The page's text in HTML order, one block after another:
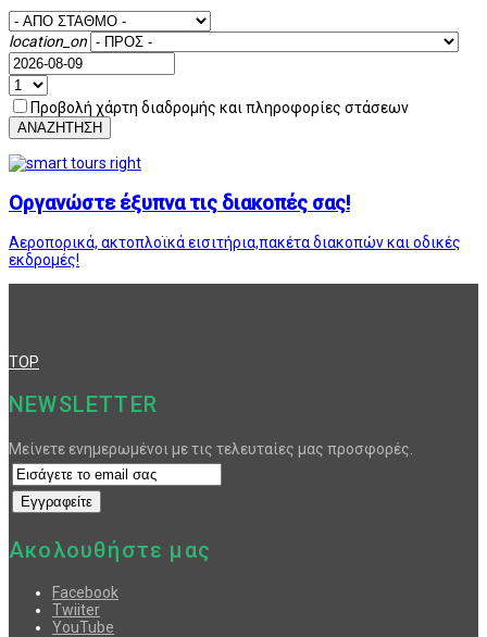
location_on
Προβολή χάρτη διαδρομής και πληροφορίες στάσεων
ΑΝΑΖΗΤΗΣΗ
Οργανώστε έξυπνα τις διακοπές σας!
Αεροπορικά, ακτοπλοϊκά εισιτήρια,πακέτα διακοπών και οδικές
εκδρομές!
TOP
NEWSLETTER
Μείνετε ενημερωμένοι με τις τελευταίες μας προσφορές.
Ακολουθήστε μας
Facebook
Twiiter
YouTube